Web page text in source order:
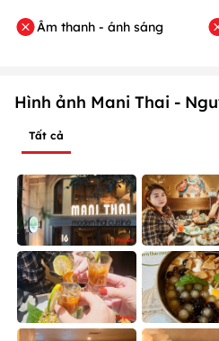
Âm thanh - ánh sáng
Hình ảnh Mani Thai -
Tất cả